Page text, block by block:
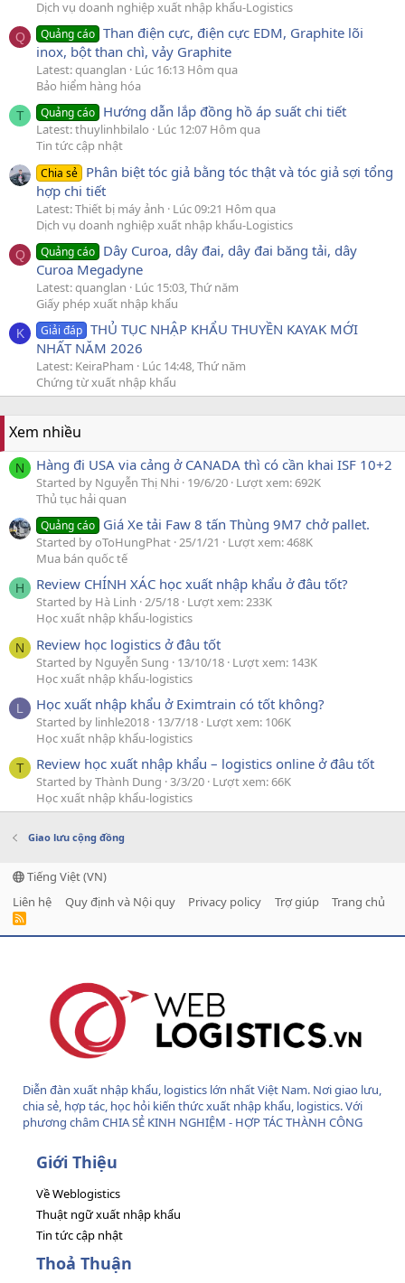
Dịch vụ doanh nghiệp xuất nhập khẩu-Logistics
Q Quảng cáo Than điện cực, điện cực EDM, Graphite lõi
inox, bột than chì, vảy Graphite
Latest: quanglan
Lúc 16:13 Hôm qua
Bảo hiểm hàng hóa
T Quảng cáo Hướng dẫn lắp đồng hồ áp suất chi tiết
Latest: thuylinhbilalo
Lúc 12:07 Hôm qua
Tin tức cập nhật
Chia sẻ Phân biệt tóc giả bằng tóc thật và tóc giả sợi tổng
hợp chi tiết
Latest: Thiết bị máy ảnh
Lúc 09:21 Hôm qua
Dịch vụ doanh nghiệp xuất nhập khẩu-Logistics
Q Quảng cáo Dây Curoa, dây đai, dây đai băng tải, dây
Curoa Megadyne
Latest: quanglan
Lúc 15:03, Thứ năm
Giấy phép xuất nhập khẩu
K Giải đáp THỦ TỤC NHẬP KHẨU THUYỀN KAYAK MỚI
NHẤT NĂM 2026
Latest: KeiraPham
Lúc 14:48, Thứ năm
Chứng từ xuất nhập khẩu
Xem nhiều
N Hàng đi USA via cảng ở CANADA thì có cần khai ISF 10+2
Started by Nguyễn Thị Nhi 19/6/20 Lượt xem: 692K
Thủ tục hải quan
Quảng cáo Giá Xe tải Faw 8 tấn Thùng 9M7 chở pallet.
Started by oToHungPhat 25/1/21
Lượt xem: 468K
Mua bán quốc tế
H Review CHÍNH XÁC học xuất nhập khẩu ở đâu tốt?
Started by Hà Linh 2/5/18 Lượt xem: 233K
Học xuất nhập khẩu-logistics
N Review học logistics ở đâu tốt
Started by Nguyễn Sung 13/10/18 Lượt xem: 143K
Học xuất nhập khẩu-logistics
L Học xuất nhập khẩu ở Eximtrain có tốt không?
Started by linhle2018 13/7/18 Lượt xem: 106K
Học xuất nhập khẩu-logistics
T Review học xuất nhập khẩu – logistics online ở đâu tốt
Started by Thành Dung 3/3/20 Lượt xem: 66K
Học xuất nhập khẩu-logistics
Giao lưu cộng đồng
Tiếng Việt (VN)
Liên hệ
Quy định và Nội quy Privacy policy Trợ giúp Trang chủ
R
Diễn đàn xuất nhập khẩu, logistics lớn nhất Việt Nam. Nơi giao lưu,
chia sẻ, hợp tác, học hỏi kiến thức xuất nhập khẩu, logistics. Với
phương châm CHIA SẺ KINH NGHIỆM - HỢP TÁC THÀNH CÔNG
Giới Thiệu
Về Weblogistics
Thuật ngữ xuất nhập khẩu
Tin tức cập nhật
Thoả Thuận